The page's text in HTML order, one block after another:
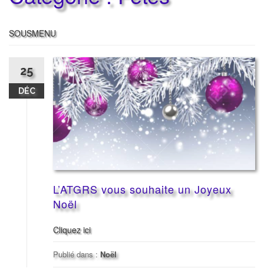
SOUSMENU
25
DÉC
L’ATGRS vous souhaite un Joyeux
Noël
Cliquez ici
Publié dans : Noël